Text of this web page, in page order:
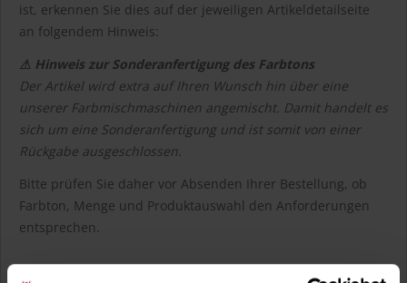
ist, erkennen Sie dies auf der jeweiligen Artikeldetailseite
an folgendem Hinweis:
⚠ Hinweis zur Sonderanfertigung des Farbtons
Der Artikel wird extra auf Ihren Wunsch hin über eine
unserer Farbmischmaschinen angemischt. Damit handelt es
sich um eine Sonderanfertigung und ist somit von einer
Rückgabe ausgeschlossen.
Bitte prüfen Sie daher vor Absenden Ihrer Bestellung, ob
Farbton, Menge und Produktauswahl den Anforderungen
entsprechen.